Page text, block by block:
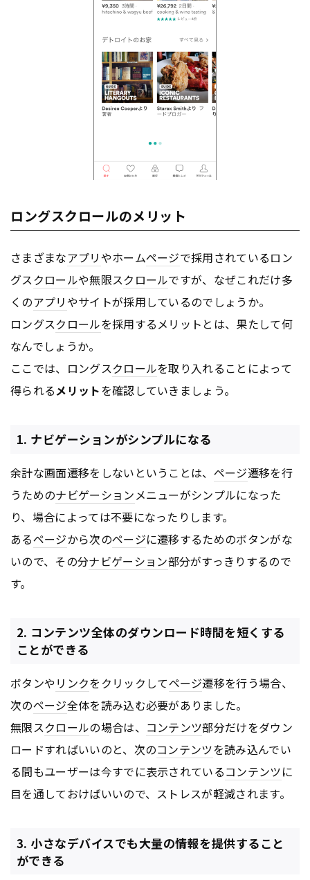
ロングスクロールのメリット
さまざまなアプリやホームページで採用されているロン
グスクロールや無限スクロールですが、なぜこれだけ多
くのアプリやサイトが採用しているのでしょうか。
ロングスクロールを採用するメリットとは、果たして何
なんでしょうか。
ここでは、ロングスクロールを取り入れることによって
得られるメリットを確認していきましょう。
1. ナビゲーションがシンプルになる
余計な画面遷移をしないということは、 ページ遷移を行
うためのナビゲーションメニューがシンプルになった
り、場合によっては不要になったりします。
あるページから次のページに遷移するためのボタンがな
いので、その分ナビゲーション部分がすっきりするので
す。
2. コンテンツ全体のダウンロード時間を短くする
ことができる
ボタンやリンクをクリックしてページ遷移を行う場合、
次のページ全体を読み込む必要がありました。
無限スクロールの場合は、 コンテンツ部分だけをダウン
ロードすればいいのと、次のコンテンツを読み込んでい
る間もユーザーは今すでに表示されているコンテンツに
目を通しておけばいいので、ストレスが軽減されます。
3. 小さなデバイスでも大量の情報を提供すること
ができる